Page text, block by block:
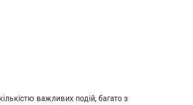
важливих подій, багато з